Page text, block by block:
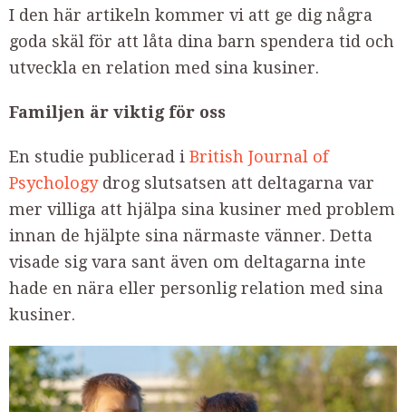
I den här artikeln kommer vi att ge dig några
goda skäl för att låta dina barn spendera tid och
utveckla en relation med sina kusiner.
Familjen är viktig för oss
En studie publicerad i British Journal of
Psychologydrog slutsatsen att deltagarna var
mer villiga att hjälpa sina kusiner med problem
innan de hjälpte sina närmaste vänner. Detta
visade sig vara sant även om deltagarna inte
hade en nära eller personlig relation med sina
kusiner.